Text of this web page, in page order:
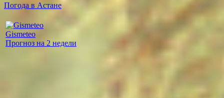
Погода в Астане
Gismeteo
Прогноз на 2 недели